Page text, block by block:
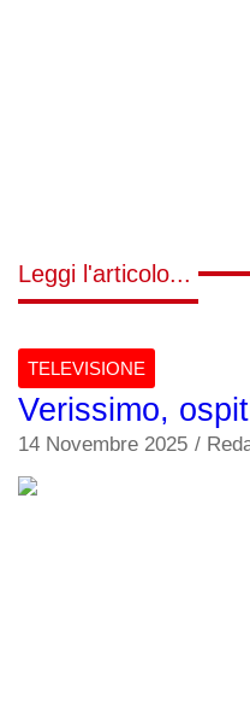
Leggi l'articolo...
TELEVISIONE
Verissimo,
14 Novembre 2025 /